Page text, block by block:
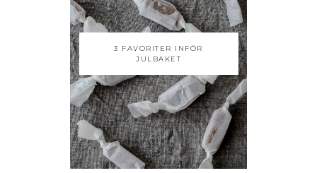
3 FAVORITER INFÖR
JULBAKET